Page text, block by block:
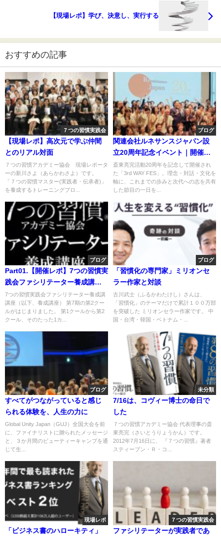
【現場レポ】学び、決意し、実行する
おすすめの記事
７つの習慣実践会
【現場レポ】高次元で学ぶ仲間
とのリアル対面
７つの習慣アカデミー協会 現場レポータ
ーの新川さよ（あらかわさよ）です。
「７つの習慣マスター(実践者・伝承者)」
を養成するトレーニングプロ...
ブログ
関連会社ルネサンスジャパン設
立20周年記念イベント｜開催の
御礼とご報告
斎東亮完活動20周年を記念して開催され
た「3rd WAY FES」。理念・対話・文化を
軸に、これまでの歩みと次代への志を共有
した節目の一日を...
ブログ
Part01.【開催レポ】7つの習慣実
践会ファシリテーター養成講座
第7期 第2クール
7つの習慣実践会ファシリテーター養成講
講座（以下、養成講座） 第7期の第2クー
ルがはじまりました。 第1クールから第2
クール、そのたった1カ...
ブログ
「習慣化の専門家」ミリオンセ
ラー作家と対談
古川武士（ふるかわたけし）さんは、
「習慣化」のテーマだけで累計１００万部
を突破した ミリオンセラー作家です。 中
国・台湾・韓国・ベトナム・...
ブログ
すべてがつながっていると感じ
られる体験を、人生の力に
Global Unity Japan（GUJ）全国大会を前
に、ファイナリストに贈られたメッセージ
と、３か月間のビューティーキャンプを通
じて生...
未分類
7/16は、コヴィー博士の命日で
した
７つの習慣アカデミー協会 代表理事の斎
東亮完（さいとうりょうかん）です。
2012年7月16日に、 『７つの習慣』著者
スティーブン・Ｒ・コ...
現場レポ
「ビジネス書のハローキティ」
７つの習慣実践会
ファシリテーターが実践者であ